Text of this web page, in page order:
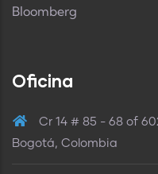
Bloomberg
Oficina
Cr 14 # 85 - 68 of
Bogotá, Colombia